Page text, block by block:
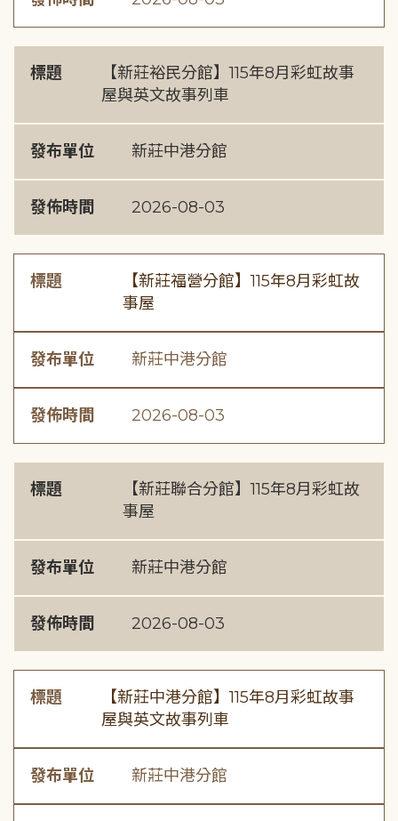
標題
【新莊裕民分館】115年8月彩虹故事
屋與英文故事列車
發布單位 新莊中港分館
發佈時間 2026-08-03
標題
【新莊福營分館】115年8月彩虹故
事屋
發布單位 新莊中港分館
發佈時間 2026-08-03
標題
【新莊聯合分館】115年8月彩虹故
事屋
發布單位 新莊中港分館
發佈時間 2026-08-03
標題
【新莊中港分館】115年8月彩虹故事
屋與英文故事列車
發布單位 新莊中港分館